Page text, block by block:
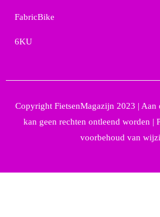
FabricBike
6KU
Copyright FietsenMagazijn 2023 | Aan
kan geen rechten ontleend worden |
voorbehoud van